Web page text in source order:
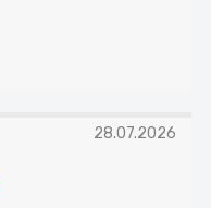
28.07.2026